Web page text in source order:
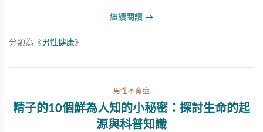
繼續閱讀 →
分類為《男性健康》
男性不育症
精子的10個鮮為人知的小秘密：探討生命的起
源與科普知識